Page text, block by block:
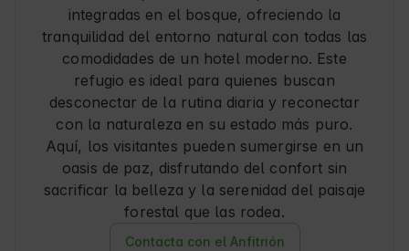
integradas en el bosque, ofreciendo la
tranquilidad del entorno natural con todas las
comodidades de un hotel moderno. Este
refugio es ideal para quienes buscan
desconectar de la rutina diaria y reconectar
con la naturaleza en su estado más puro.
Aquí, los visitantes pueden sumergirse en un
oasis de paz, disfrutando del confort sin
sacrificar la belleza y la serenidad del paisaje
forestal que las rodea.
Contacta con el Anfitrión